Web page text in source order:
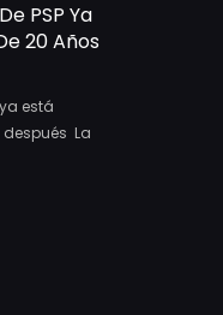
PSP Ya
20 Años
está
La